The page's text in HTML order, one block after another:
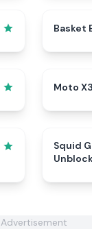
Basket
Moto
Squid
Advertisement